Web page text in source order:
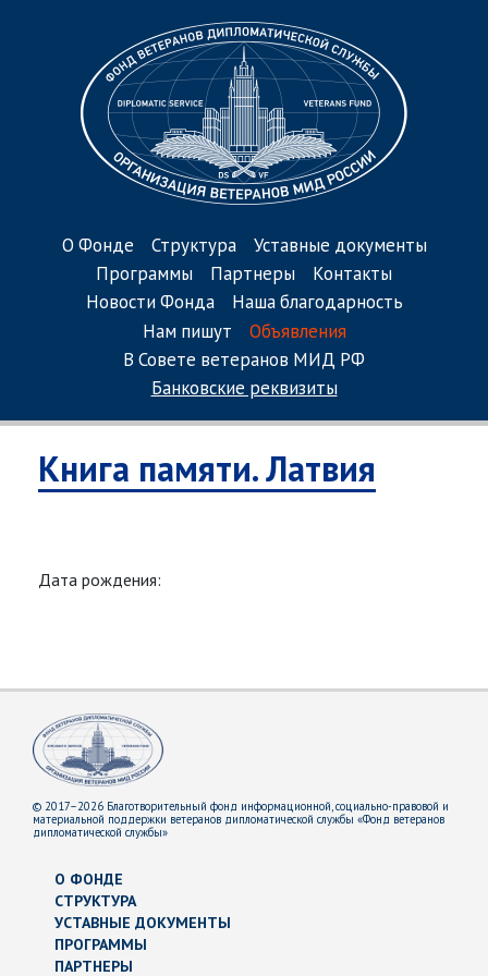
О Фонде Структура
Уставные документы
Программы
Партнеры
Контакты
Новости Фонда
Наша благодарность
Нам пишут
Объявления
В Совете ветеранов МИД РФ
Банковские реквизиты
Книга памяти. Латвия
Дата рождения:
© 2017–2026 Благотворительный фонд информационной, социально-правовой и
материальной поддержки ветеранов дипломатической службы «Фонд ветеранов
дипломатической службы»
О ФОНДЕ
СТРУКТУРА
УСТАВНЫЕ ДОКУМЕНТЫ
ПРОГРАММЫ
ПАРТНЕРЫ